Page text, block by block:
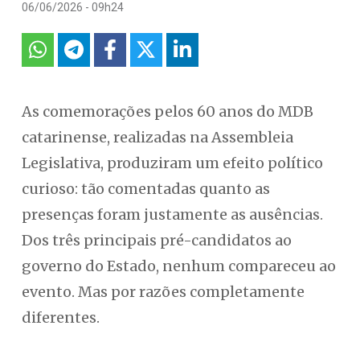
06/06/2026 - 09h24
As comemorações pelos 60 anos do MDB
catarinense, realizadas na Assembleia
Legislativa, produziram um efeito político
curioso: tão comentadas quanto as
presenças foram justamente as ausências.
Dos três principais pré-candidatos ao
governo do Estado, nenhum compareceu ao
evento. Mas por razões completamente
diferentes.